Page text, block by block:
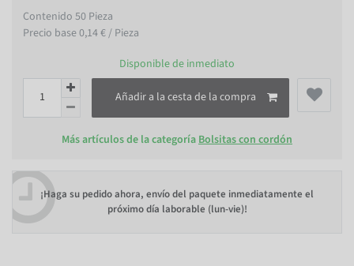
Contenido 50 Pieza
Precio base0,14 € / Pieza
Disponible de inmediato
Añadir a la cesta de la compra
Más artículos de la categoría Bolsitas con cordón
¡Haga su pedido ahora, envío del paquete inmediatamente el
próximo día laborable (lun-vie)!